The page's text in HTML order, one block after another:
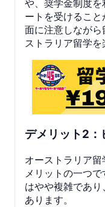
や、奨学金制度
ートを受けるこ
面に注意しなが
ストラリア留学を
デメリット2：
オーストラリア
メリットの一つ
はやや複雑であ
あります。